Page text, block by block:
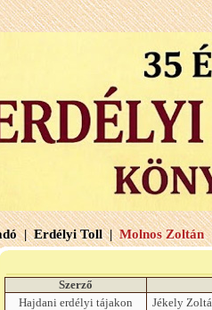
| Erdélyi Toll | Molnos Zoltán
Szerző
Hajdani erdélyi tájakon
Jékely